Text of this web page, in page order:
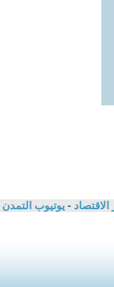
الاقتصاد - يوتيوب التمدن